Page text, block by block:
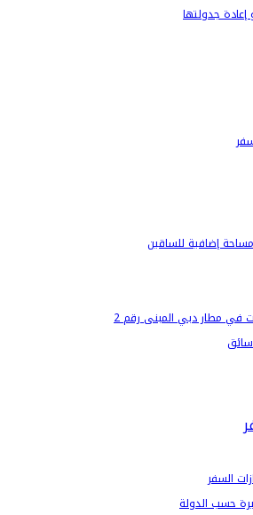
إعادة جدولتها
إضافية للساقين
في مطار دبي المبنى رقم 2
السفر
حسب الدولة